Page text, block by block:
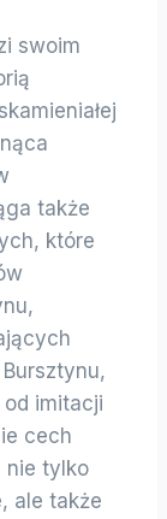
swoim
także
które
od imitacji
cech
nie tylko
ale także